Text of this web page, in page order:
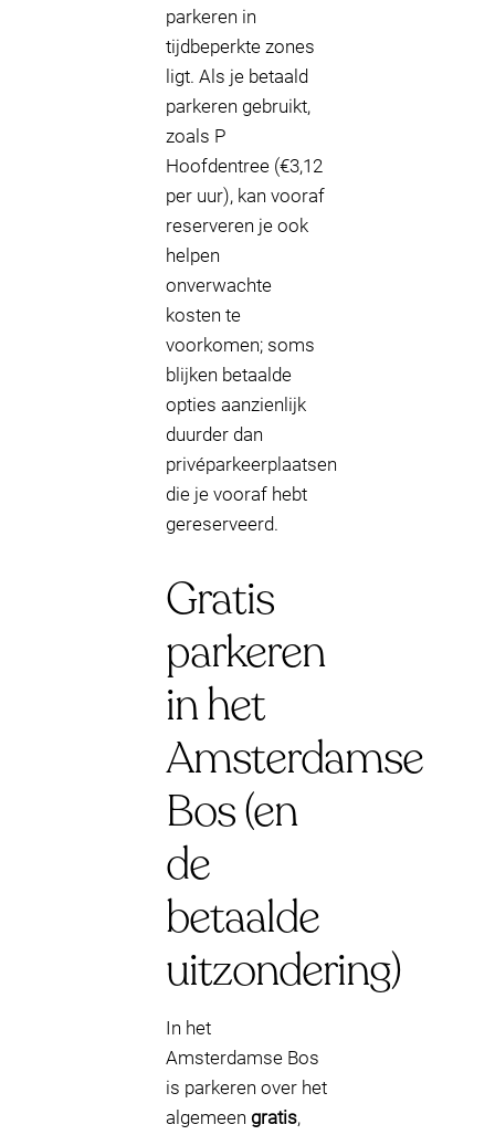
parkeren in
tijdbeperkte zones
ligt. Als je betaald
parkeren gebruikt,
zoals P
Hoofdentree (€3,12
per uur), kan vooraf
reserveren je ook
helpen
onverwachte
kosten te
voorkomen; soms
blijken betaalde
opties aanzienlijk
duurder dan
privéparkeerplaatsen
die je vooraf hebt
gereserveerd.
Gratis
parkeren
in het
Amsterdamse
Bos (en
de
betaalde
uitzondering)
In het
Amsterdamse Bos
is parkeren over het
algemeen gratis,